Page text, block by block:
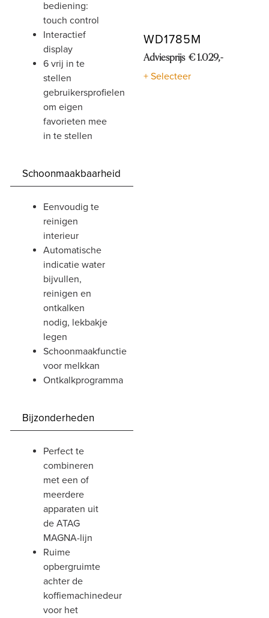
bediening:
touch control
interactief
display
6 vrij in te
stellen
gebruikersprofielen
om eigen
favorieten mee
in te stellen
Schoonmaakbaarheid
eenvoudig te
reinigen
interieur
automatische
indicatie water
bijvullen,
reinigen en
ontkalken
nodig, lekbakje
legen
schoonmaakfunctie
voor melkkan
ontkalkprogramma
Bijzonderheden
perfect te
combineren
met een of
meerdere
apparaten uit
de ATAG
MAGNA-lijn
ruime
opbergruimte
achter de
koffiemachinedeur
voor het
WD1785M
Adviesprijs € 1.029,-
+ Selecteer